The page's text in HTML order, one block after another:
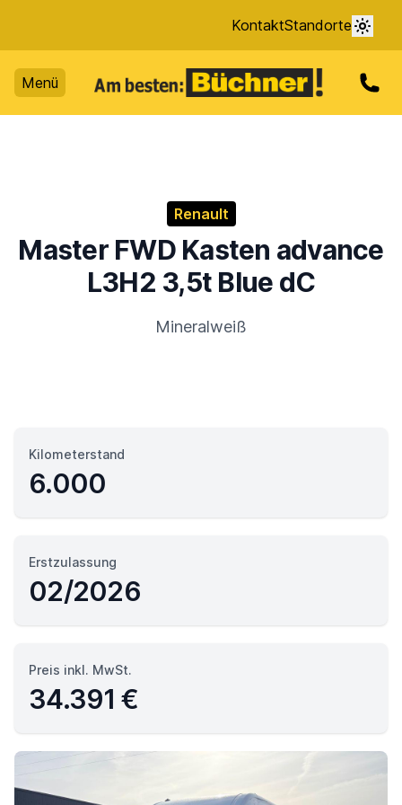
KontaktStandorte
Menü
Renault
Master FWD Kasten advance
L3H2 3,5t Blue dC
Mineralweiß
Kilometerstand
6.000
Erstzulassung
02/2026
Preis inkl. MwSt.
34.391 €